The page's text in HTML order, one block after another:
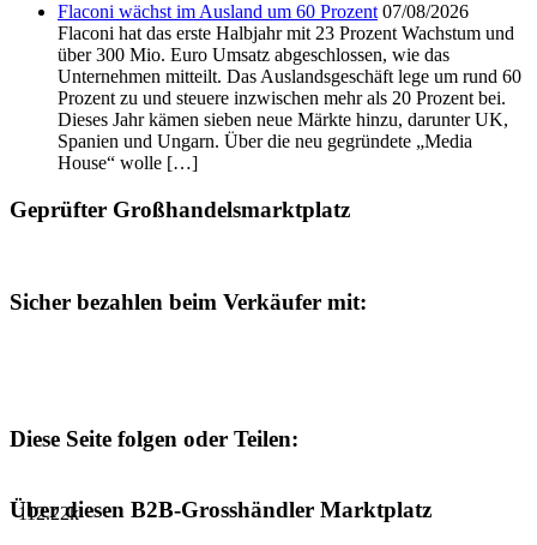
Flaconi wächst im Ausland um 60 Prozent 07/08/2026
Flaconi hat das erste Halbjahr mit 23 Prozent Wachstum und
über 300 Mio. Euro Umsatz abgeschlossen, wie das
Unternehmen mitteilt. Das Auslandsgeschäft lege um rund 60
Prozent zu und steuere inzwischen mehr als 20 Prozent bei.
Dieses Jahr kämen sieben neue Märkte hinzu, darunter UK,
Spanien und Ungarn. Über die neu gegründete „Media
House“ wolle […]
Geprüfter Großhandelsmarktplatz
Sicher bezahlen beim Verkäufer mit:
Diese Seite folgen oder Teilen:
112.22k
Über diesen B2B-Grosshändler Marktplatz